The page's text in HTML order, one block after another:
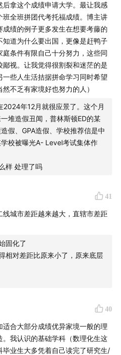
拿这个成绩申请大学。最让我感
全班拼团代考托福成绩。博主讲
绩的例子更多发生在想要考藤的
知道为什么要出国，更像是赶鸭子
庭条件有限自己十分努力，这些同
视。让我觉得很割裂和迷茫的是
些人生活拮据拼命学习同时希望
不乏有家境好也努力的人）
2024年12月就很应景了。这个月
堆造假丑闻，普林斯顿ED的某
假、GPA造假、学校推荐信是中
校被曝光A- Level考试集体作
样 处理了吗
41
线城市差距越来越大，直辖市差距
固化了
相对差距比原来小了，原来底层
40
合大部分成绩优异家境一般的理
。我认识的基础学科（数理化生这
毕业生大多凭着自己读完了研究生/